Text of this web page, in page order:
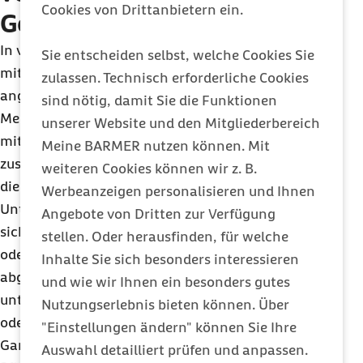
Cookies von Drittanbietern ein.
Sie entscheiden selbst, welche Cookies Sie
zulassen. Technisch erforderliche Cookies
sind nötig, damit Sie die Funktionen
unserer Website und den Mitgliederbereich
Meine BARMER nutzen können. Mit
weiteren Cookies können wir z. B.
Werbeanzeigen personalisieren und Ihnen
Angebote von Dritten zur Verfügung
stellen. Oder herausfinden, für welche
Inhalte Sie sich besonders interessieren
und wie wir Ihnen ein besonders gutes
Nutzungserlebnis bieten können. Über
"Einstellungen ändern" können Sie Ihre
Auswahl detailliert prüfen und anpassen.
Generationen zusammen
In vielen (Uni-)Städten Deutschlands wird
mittlerweile eine ganz besondere Wohnform
angeboten: „Wohnen für Hilfe“ basiert auf der Idee,
Menschen aus verschiedenen Generationen und
mit unterschiedlichen Bedürfnissen
zusammenzubringen. Die Vermieter sind Senioren,
die Wohnraum zur Verfügung stellen können und
Unterstützung im Alltag suchen. Als Mieter melden
sich Studenten und Auszubildende, die ihre Miete –
oder einen Teil davon – durch Hilfeleistungen
abgelten möchten. Dies können ganz
unterschiedliche Aufgaben sein: von Einkaufen
oder der Begleitung bei Spaziergängen bis hin zur
Gartenarbeit. Ausgenommen sind jedoch